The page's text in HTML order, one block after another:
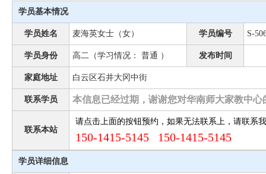
学员基本情况
学员姓名 麦海英女士（女） 学员编号 S-
学员身份 高二（学习情况： 普通 ） 发布时间
家庭地址 白云区石井大冈中街
联系学员 本信息已经过期，谢谢您对华南师大家教中心
联系本站
请点击上面的按钮预约，如果无法联系上，请联系
150-1415-5145 150-1415-5145
学员详细信息